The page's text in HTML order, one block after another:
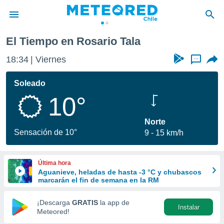
de
por
que se
calidad.
a este
las
y
forma
digital
basada
El Tiempo en Rosario Tala
18:34 Viernes ...
Soleado
10°
Sensación de 10°
Norte
9
15 km/h
Última hora
Aguanieve, heladas de hasta -3 °C y chubascos
marcarán el fin de semana en la RM
¡Descarga GRATIS la app de
Meteored!
Instalar